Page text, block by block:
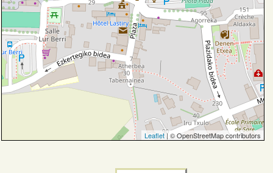
Leaflet| © OpenStreetMap contributors